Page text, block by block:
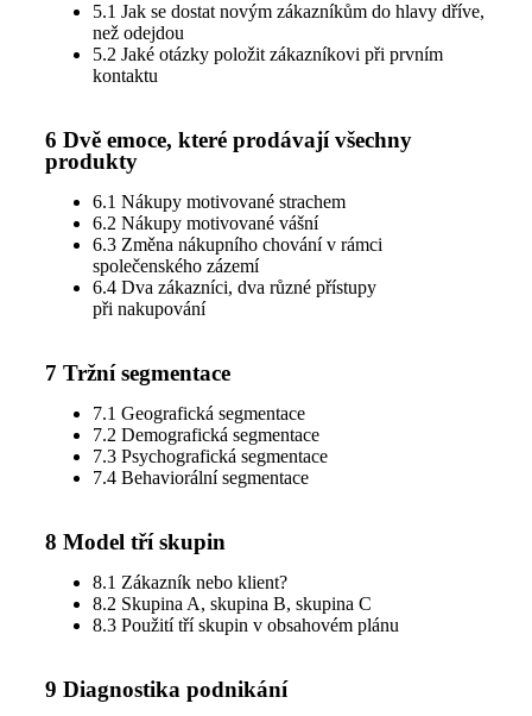
5.1 Jak se dostat novým zákazníkům do hlavy dříve,
než odejdou
5.2 Jaké otázky položit zákazníkovi při prvním
kontaktu
6 Dvě emoce, které prodávají všechny
produkty
6.1 Nákupy motivované strachem
6.2 Nákupy motivované vášní
6.3 Změna nákupního chování v rámci
společenského zázemí
6.4 Dva zákazníci, dva různé přístupy
při nakupování
7 Tržní segmentace
7.1 Geografická segmentace
7.2 Demografická segmentace
7.3 Psychografická segmentace
7.4 Behaviorální segmentace
8 Model tří skupin
8.1 Zákazník nebo klient?
8.2 Skupina A, skupina B, skupina C
8.3 Použití tří skupin v obsahovém plánu
9 Diagnostika podnikání